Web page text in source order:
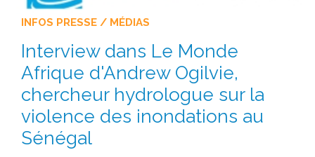
INFOS PRESSE / MÉDIAS
Interview dans Le Monde
Afrique d'Andrew Ogilvie,
chercheur hydrologue sur la
violence des inondations au
Sénégal